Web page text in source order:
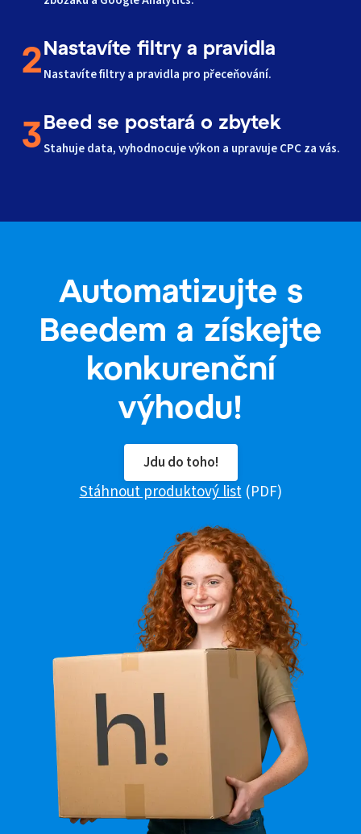
2Nastavíte filtry a pravidla
Nastavíte filtry a pravidla pro přeceňování.
3Beed se postará o zbytek
Stahuje data, vyhodnocuje výkon a upravuje CPC za vás.
Automatizujte s
Beedem a získejte
konkurenční
výhodu!
Jdu do toho!
Stáhnout produktový list(PDF)